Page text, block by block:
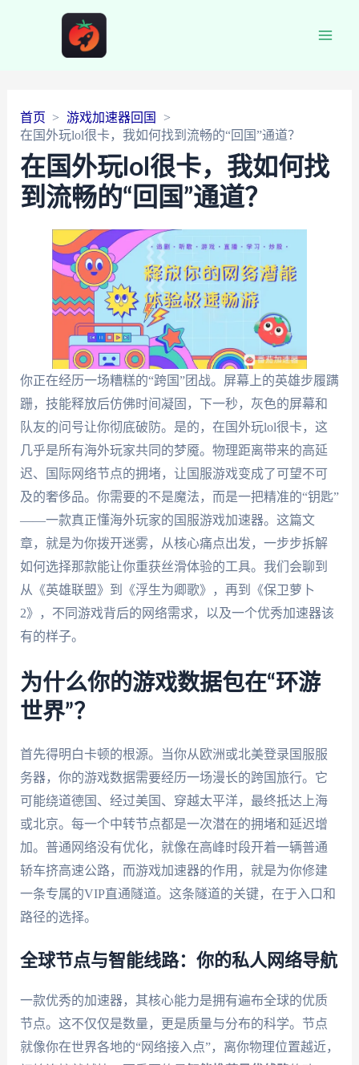
首页
游戏加速器回国
在国外玩lol很卡，我如何找到流畅的“回国”通道？
在国外玩lol很卡，我如何找
到流畅的“回国”通道？
你正在经历一场糟糕的“跨国”团战。屏幕上的英雄步履蹒
跚，技能释放后仿佛时间凝固，下一秒，灰色的屏幕和
队友的问号让你彻底破防。是的，在国外玩lol很卡，这
几乎是所有海外玩家共同的梦魇。物理距离带来的高延
迟、国际网络节点的拥堵，让国服游戏变成了可望不可
及的奢侈品。你需要的不是魔法，而是一把精准的“钥匙”
——一款真正懂海外玩家的国服游戏加速器。这篇文
章，就是为你拨开迷雾，从核心痛点出发，一步步拆解
如何选择那款能让你重获丝滑体验的工具。我们会聊到
从《英雄联盟》到《浮生为卿歌》，再到《保卫萝卜
2》，不同游戏背后的网络需求，以及一个优秀加速器该
有的样子。
为什么你的游戏数据包在“环游
世界”？
首先得明白卡顿的根源。当你从欧洲或北美登录国服服
务器，你的游戏数据需要经历一场漫长的跨国旅行。它
可能绕道德国、经过美国、穿越太平洋，最终抵达上海
或北京。每一个中转节点都是一次潜在的拥堵和延迟增
加。普通网络没有优化，就像在高峰时段开着一辆普通
轿车挤高速公路，而游戏加速器的作用，就是为你修建
一条专属的VIP直通隧道。这条隧道的关键，在于入口和
路径的选择。
全球节点与智能线路：你的私人网络导航
一款优秀的加速器，其核心能力是拥有遍布全球的优质
节点。这不仅仅是数量，更是质量与分布的科学。节点
就像你在世界各地的“网络接入点”，离你物理位置越近，